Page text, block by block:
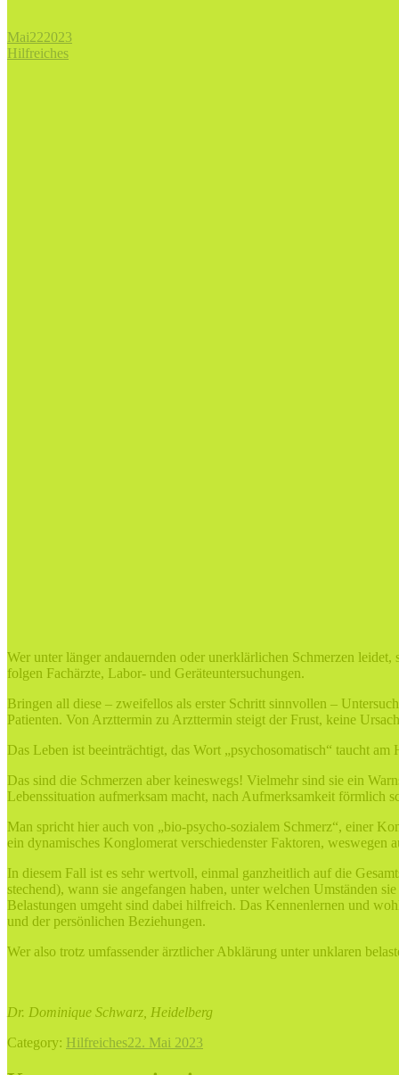
Mai222023
Hilfreiches
Wer unter länger andauernden oder unerklärlichen Schmerzen
folgen Fachärzte, Labor- und Geräteuntersuchungen.
Bringen all diese – zweifellos als erster Schritt sinnvollen –
Patienten. Von Arzttermin zu Arzttermin steigt der Frust, keine
Das Leben ist beeinträchtigt, das Wort „psychosomatisch“ taucht
Das sind die Schmerzen aber keineswegs! Vielmehr sind sie ein
Lebenssituation aufmerksam macht, nach Aufmerksamkeit förmlich
Man spricht hier auch von „bio-psycho-sozialem Schmerz“, einer
ein dynamisches Konglomerat verschiedenster Faktoren,
In diesem Fall ist es sehr wertvoll, einmal ganzheitlich auf die
stechend), wann sie angefangen haben, unter welchen Umständen
Belastungen umgeht sind dabei hilfreich. Das Kennenlernen und
und der persönlichen Beziehungen.
Wer also trotz umfassender ärztlicher Abklärung unter unklaren
Dr. Dominique Schwarz, Heidelberg
Category: Hilfreiches22. Mai 2023